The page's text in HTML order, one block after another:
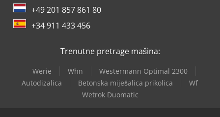
+49 201 857 861 80
+34 911 433 456
Trenutne pretrage mašina:
Werie Whn
Westermann Optimal 2300
Autodizalica
Betonska miješalica prikolica
Wf
Wetrok Duomatic